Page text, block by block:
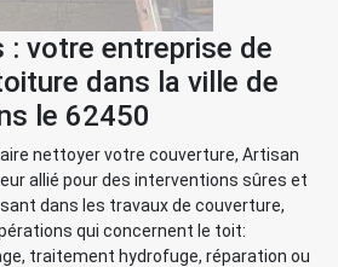
: votre entreprise de
dans la ville de
le 62450
nettoyer votre couverture, Artisan
allié pour des interventions sûres et
dans les travaux de couverture,
qui concernent le toit:
traitement hydrofuge, réparation ou